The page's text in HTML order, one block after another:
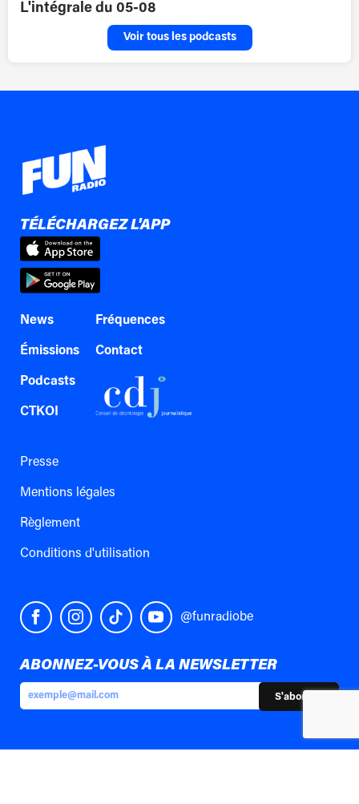
L'intégrale du 05-08
Voir tous les podcasts
TÉLÉCHARGEZ L'APP
News
Émissions
Podcasts
CTKOI
Fréquences
Contact
Presse
Mentions légales
Règlement
Conditions d'utilisation
@funradiobe
ABONNEZ-VOUS À LA NEWSLETTER